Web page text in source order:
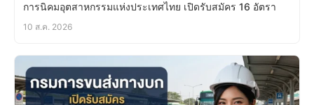
การนิคมอุตสาหกรรมแห่งประเทศไทย เปิดรับสมัคร 16 อัตรา
10 ส.ค. 2026